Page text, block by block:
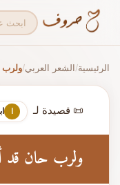
الرئيسية/الشعر العربي/ولرب
📜 قصيدة لـ ا
ولرب حان قد